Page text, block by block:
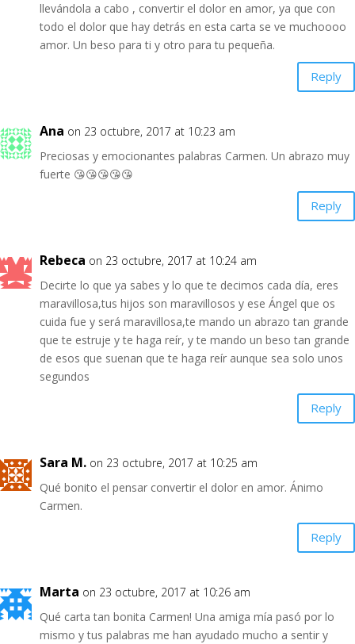
llevándola a cabo , convertir el dolor en amor, ya que con
todo el dolor que hay detrás en esta carta se ve muchoooo
amor. Un beso para ti y otro para tu pequeña.
Reply
Ana on 23 octubre, 2017 at 10:23 am
Preciosas y emocionantes palabras Carmen. Un abrazo muy
fuerte 😘😘😘😘😘
Reply
Rebeca on 23 octubre, 2017 at 10:24 am
Decirte lo que ya sabes y lo que te decimos cada día, eres
maravillosa,tus hijos son maravillosos y ese Ángel que os
cuida fue y será maravillosa,te mando un abrazo tan grande
que te estruje y te haga reír, y te mando un beso tan grande
de esos que suenan que te haga reír aunque sea solo unos
segundos
Reply
Sara M. on 23 octubre, 2017 at 10:25 am
Qué bonito el pensar convertir el dolor en amor. Ánimo
Carmen.
Reply
Marta on 23 octubre, 2017 at 10:26 am
Qué carta tan bonita Carmen! Una amiga mía pasó por lo
mismo y tus palabras me han ayudado mucho a sentir y